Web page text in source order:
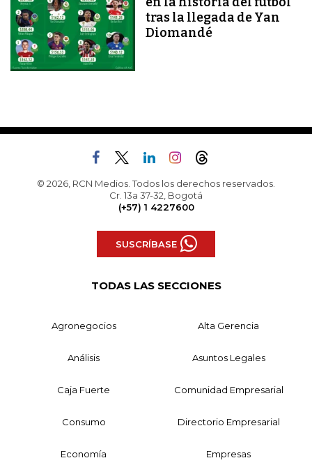
tras la llegada de Yan
Diomandé
© 2026, RCN Medios. Todos los derechos reservados.
Cr. 13a 37-32, Bogotá
(+57) 1 4227600
SUSCRÍBASE
TODAS LAS SECCIONES
Agronegocios Alta Gerencia
Análisis Asuntos Legales
Caja Fuerte Comunidad Empresarial
Consumo Directorio Empresarial
Economía Empresas